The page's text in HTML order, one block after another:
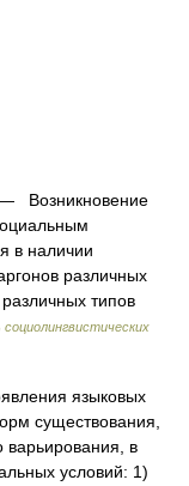
Возникновение
в наличии
различных
типов
социолингвистических
языковых
существования,
варьирования, в
условий: 1)